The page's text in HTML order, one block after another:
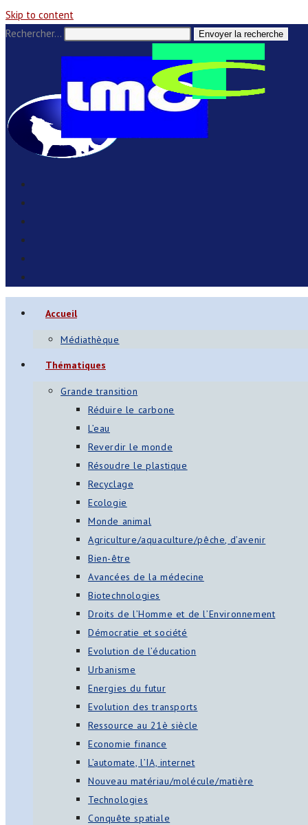
Skip to content
Rechercher…
Envoyer la recherche
Accueil
Médiathèque
Thématiques
Grande transition
Réduire le carbone
L’eau
Reverdir le monde
Résoudre le plastique
Recyclage
Ecologie
Monde animal
Agriculture/aquaculture/pêche, d’avenir
Bien-être
Avancées de la médecine
Biotechnologies
Droits de l’Homme et de l’Environnement
Démocratie et société
Evolution de l’éducation
Urbanisme
Energies du futur
Evolution des transports
Ressource au 21è siècle
Economie finance
L’automate, l’IA, internet
Nouveau matériau/molécule/matière
Technologies
Conquête spatiale